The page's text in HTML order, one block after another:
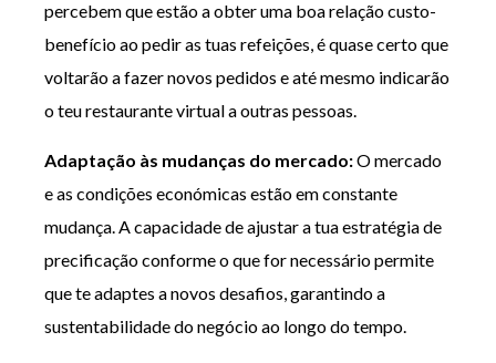
percebem que estão a obter uma boa relação custo-
benefício ao pedir as tuas refeições, é quase certo que
voltarão a fazer novos pedidos e até mesmo indicarão
o teu restaurante virtual a outras pessoas.
Adaptação às mudanças do mercado:O mercado
e as condições económicas estão em constante
mudança. A capacidade de ajustar a tua estratégia de
precificação conforme o que for necessário permite
que te adaptes a novos desafios, garantindo a
sustentabilidade do negócio ao longo do tempo.